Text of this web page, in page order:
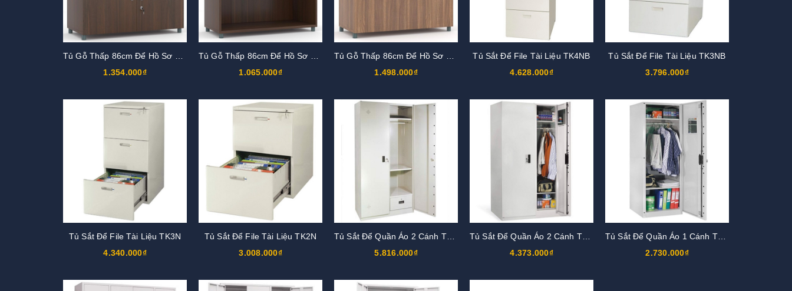
1.354.000₫
1.065.000₫
1.498.000₫
Tủ Sắt Để File Tài Liệu TK4NB
4.628.000₫
Tủ Sắt Để File Tài Liệu TK3NB
3.796.000₫
Tủ Sắt Để File Tài Liệu TK3N
4.340.000₫
Tủ Sắt Để File Tài Liệu TK2N
3.008.000₫
Tủ Sắt Để Quần Áo 2 Cánh TST2-NK
5.816.000₫
Tủ Sắt Để Quần Áo 2 Cánh TST2-KV
4.373.000₫
Tủ Sắt Để Quần Áo 1 Cánh TST1-KV
2.730.000₫